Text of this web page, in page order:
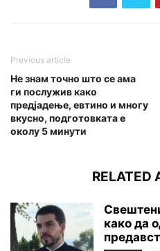
Previous article
Не знам точно што се ама
ги послужив како
предјадење, евтино и многу
вкусно, подготовката е
околу 5 минути
RELATED
како да